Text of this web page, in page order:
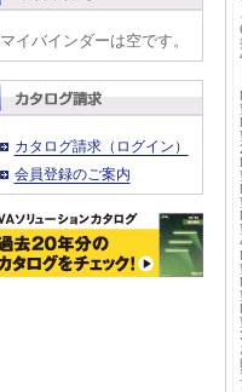
マイバインダーは空です。
カタログ請求（ログイン）
会員登録のご案内